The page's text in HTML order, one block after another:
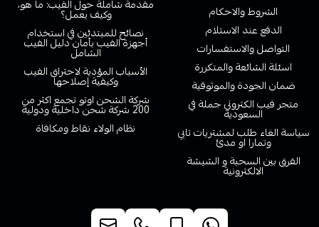
الشروط والاحكام
الدفع عند الاستلام
التواصل والاستفسارات
اسئلة الشائعة والمتكررة
ضمان الجودة والموثوقية
متجر فيب الكتروني جملة في
السعودية
سياسة الغاء طلب لمشتريات تابي
وتمارا او مدئ
الفرق بين السحبة و الشيشة
الالكترونية
مقدمة شاملة حول الفيب: ما هو،
وكيف يعمل؟
نصائح للمبتدئين في استخدام
أجهزة الفيب بأمان دليل الفيب
الشامل
الأسباب المؤدية لاحتراق الفيب
وكيفية إصلاحها
شركة الشحن اوتو تجمع اكثر من
200 شركة شحن داخلية ودولية
نظام الولاء نقاط ومكافاة